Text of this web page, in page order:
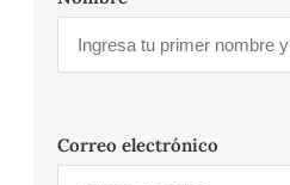
Correo electrónico